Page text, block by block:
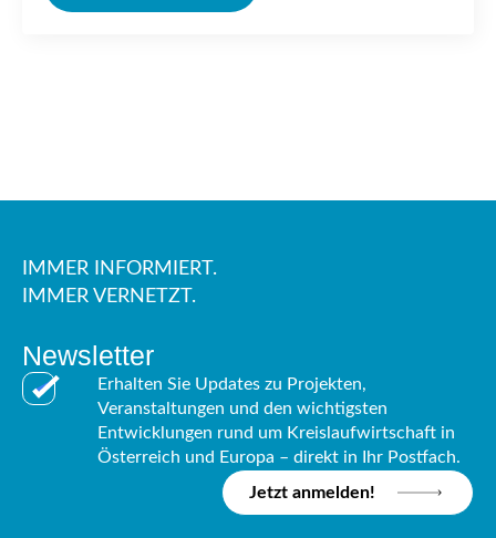
IMMER INFORMIERT.
IMMER VERNETZT.
Newsletter
Erhalten Sie Updates zu Projekten,
Veranstaltungen und den wichtigsten
Entwicklungen rund um Kreislaufwirtschaft in
Österreich und Europa – direkt in Ihr Postfach.
Jetzt anmelden!